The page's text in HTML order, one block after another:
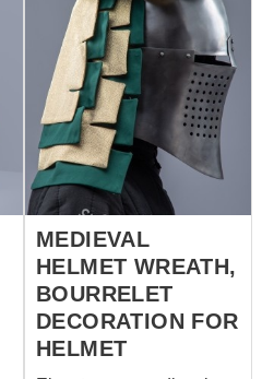
MEDIEVAL
HELMET WREATH,
BOURRELET
DECORATION FOR
HELMET